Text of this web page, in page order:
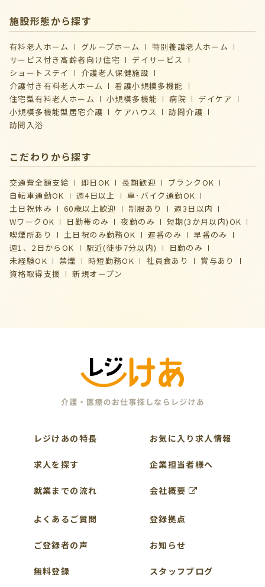
施設形態から探す
有料老人ホーム グループホーム
特別養護老人ホーム
サービス付き高齢者向け住宅
デイサービス
ショートステイ
介護⽼⼈保健施設
介護付き有料老人ホーム
看護小規模多機能
住宅型有料老人ホーム
小規模多機能 病院
デイケア
⼩規模多機能型居宅介護
ケアハウス
訪問介護
訪問入浴
こだわりから探す
交通費全額支給 即日OK 長期歓迎
ブランクOK
自転車通勤OK
週4日以上
車･バイク通勤OK
土日祝休み
60歳以上歓迎 制服あり
週3日以内
WワークOK
日勤帯のみ 夜勤のみ
短期(3か月以内)OK
喫煙所あり
土日祝のみ勤務OK 遅番のみ
早番のみ
週1、2日からOK
駅近(徒歩7分以内)
日勤のみ
未経験OK
禁煙 時短勤務OK 社員食あり
賞与あり
資格取得支援
新規オープン
レジけあの特長
求人を探す
就業までの流れ
よくあるご質問
ご登録者の声
無料登録
お気に入り求人情報
企業担当者様へ
会社概要
登録拠点
お知らせ
スタッフブログ